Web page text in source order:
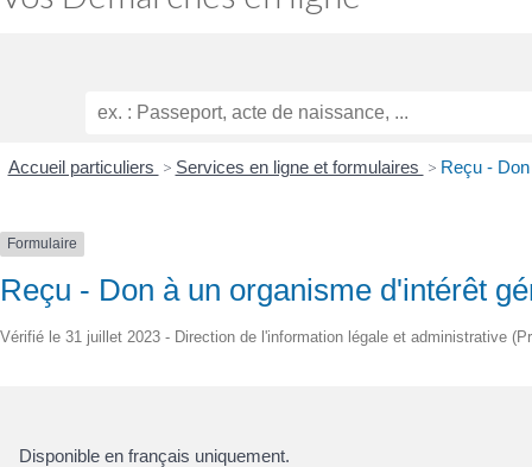
Accueil particuliers > Services en ligne et formulaires > Reçu -
Formulaire
Reçu - Don à un organisme d'intérêt
Vérifié le 31 juillet 2023 - Direction de l'information légale et administrative
Disponible en français uniquement.